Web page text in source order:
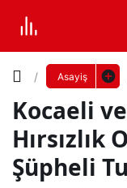
Asayiş
Kocaeli
Hırsızlık
Şüpheli
Koc